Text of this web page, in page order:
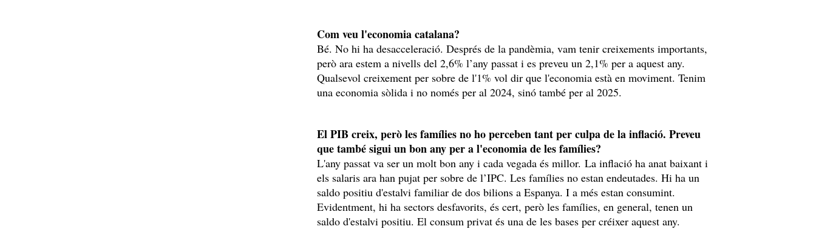
Com veu l'economia catalana?
Bé. No hi ha desacceleració. Després de la pandèmia, vam tenir creixements importants,
però ara estem a nivells del 2,6% l’any passat i es preveu un 2,1% per a aquest any.
Qualsevol creixement per sobre de l'1% vol dir que l'economia està en moviment. Tenim
una economia sòlida i no només per al 2024, sinó també per al 2025.
El PIB creix, però les famílies no ho perceben tant per culpa de la inflació. Preveu
que també sigui un bon any per a l'economia de les famílies?
L'any passat va ser un molt bon any i cada vegada és millor. La inflació ha anat baixant i
els salaris ara han pujat per sobre de l’IPC. Les famílies no estan endeutades. Hi ha un
saldo positiu d'estalvi familiar de dos bilions a Espanya. I a més estan consumint.
Evidentment, hi ha sectors desfavorits, és cert, però les famílies, en general, tenen un
saldo d'estalvi positiu. El consum privat és una de les bases per créixer aquest any.